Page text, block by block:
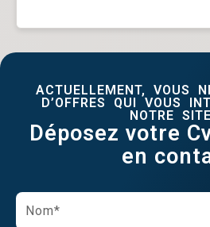
ACTUELLEMENT, VOUS
D’OFFRES QUI VOUS
NOTRE
Déposez votre
en